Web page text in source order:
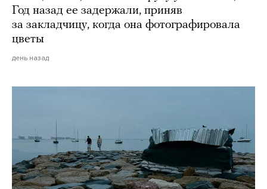
Год назад ее задержали, приняв
за закладчицу, когда она фотографировала
цветы
день назад